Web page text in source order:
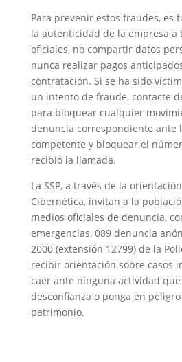
Para prevenir estos fraudes, es
la autenticidad de la empresa a
oficiales, no compartir datos
nunca realizar pagos
contratación. Si se ha sido
un intento de fraude, contacte
para bloquear cualquier
denuncia correspondiente ante
competente y bloquear el
recibió la llamada.
La SSP, a través de la
Cibernética, invitan a la
medios oficiales de denuncia,
emergencias, 089 denuncia
2000 (extensión 12799) de la
recibir orientación sobre casos
caer ante ninguna actividad
desconfianza o ponga en
patrimonio.